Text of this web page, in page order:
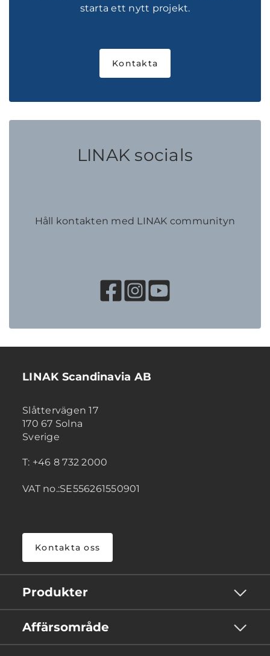
starta ett nytt projekt.
Kontakta
LINAK socials
Håll kontakten med LINAK communityn
LINAK Scandinavia AB
Slåttervägen 17
170 67 Solna
Sverige
T: +46 8 732 2000
VAT no.:SE556261550901
Kontakta oss
Produkter
Affärsområde